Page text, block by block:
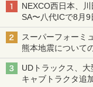
NEXCO西日本、
SA〜八代ICで8月
スーパーフォーミ
熊本地震について
UDトラックス、
キャブトラクタ追